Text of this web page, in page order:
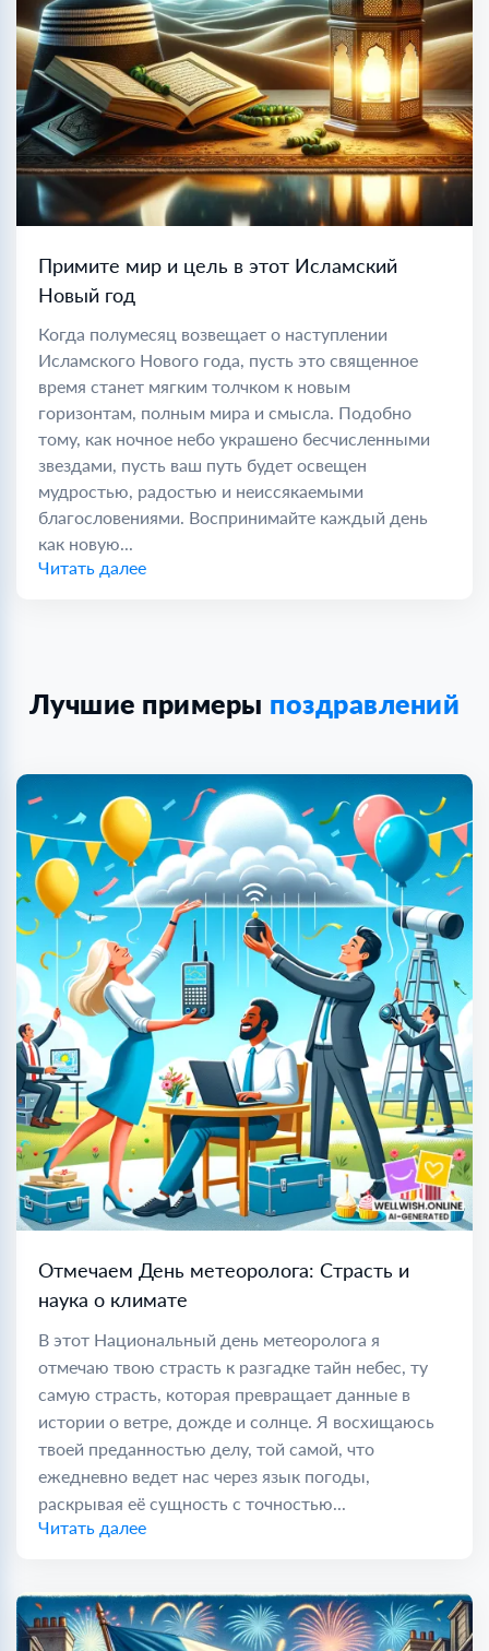
Примите мир и цель в этот Исламский
Новый год
Когда полумесяц возвещает о наступлении
Исламского Нового года, пусть это священное
время станет мягким толчком к новым
горизонтам, полным мира и смысла. Подобно
тому, как ночное небо украшено бесчисленными
звездами, пусть ваш путь будет освещен
мудростью, радостью и неиссякаемыми
благословениями. Воспринимайте каждый день
как новую...
Читать далее
Лучшие примеры поздравлений
Отмечаем День метеоролога: Страсть и
наука о климате
В этот Национальный день метеоролога я
отмечаю твою страсть к разгадке тайн небес, ту
самую страсть, которая превращает данные в
истории о ветре, дожде и солнце. Я восхищаюсь
твоей преданностью делу, той самой, что
ежедневно ведет нас через язык погоды,
раскрывая её сущность с точностью...
Читать далее